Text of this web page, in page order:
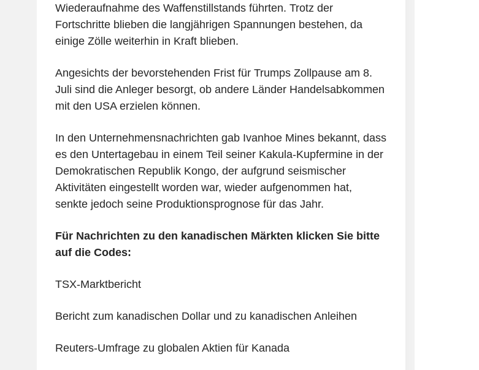
Wiederaufnahme des Waffenstillstands führten. Trotz der
Fortschritte blieben die langjährigen Spannungen bestehen, da
einige Zölle weiterhin in Kraft blieben.
Angesichts der bevorstehenden Frist für Trumps Zollpause am 8.
Juli sind die Anleger besorgt, ob andere Länder Handelsabkommen
mit den USA erzielen können.
In den Unternehmensnachrichten gab Ivanhoe Mines bekannt, dass
es den Untertagebau in einem Teil seiner Kakula-Kupfermine in der
Demokratischen Republik Kongo, der aufgrund seismischer
Aktivitäten eingestellt worden war, wieder aufgenommen hat,
senkte jedoch seine Produktionsprognose für das Jahr.
Für Nachrichten zu den kanadischen Märkten klicken Sie bitte
auf die Codes:
TSX-Marktbericht
Bericht zum kanadischen Dollar und zu kanadischen Anleihen
Reuters-Umfrage zu globalen Aktien für Kanada